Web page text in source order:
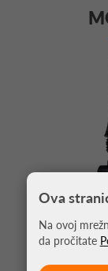
Ova
Na ovoj
da pročitate